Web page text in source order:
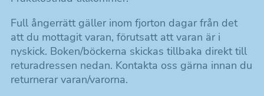
Full ångerrätt gäller inom fjorton dagar från det
att du mottagit varan, förutsatt att varan är i
nyskick. Boken/böckerna skickas tillbaka direkt till
returadressen nedan. Kontakta oss gärna innan du
returnerar varan/varorna.